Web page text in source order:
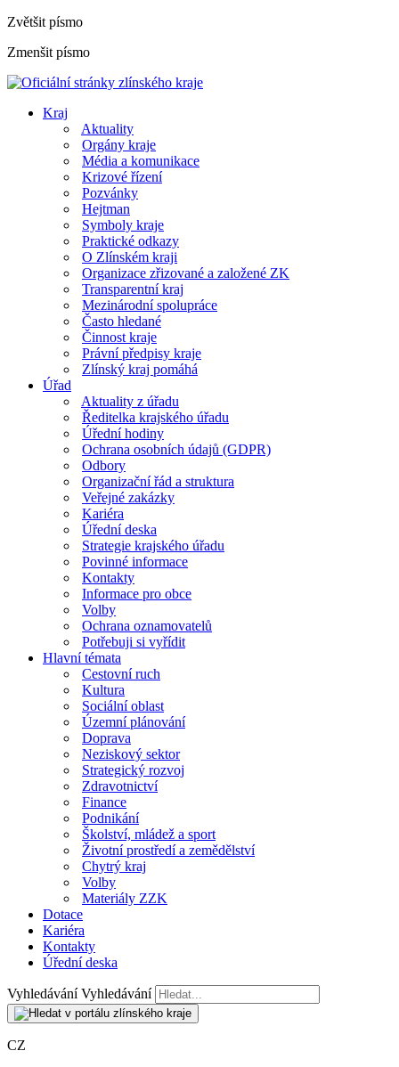
Zvětšit písmo
Zmenšit písmo
Kraj
Aktuality
Orgány kraje
Média a komunikace
Krizové řízení
Pozvánky
Hejtman
Symboly kraje
Praktické odkazy
O Zlínském kraji
Organizace zřizované a založené ZK
Transparentní kraj
Mezinárodní spolupráce
Často hledané
Činnost kraje
Právní předpisy kraje
Zlínský kraj pomáhá
Úřad
Aktuality z úřadu
Ředitelka krajského úřadu
Úřední hodiny
Ochrana osobních údajů (GDPR)
Odbory
Organizační řád a struktura
Veřejné zakázky
Kariéra
Úřední deska
Strategie krajského úřadu
Povinné informace
Kontakty
Informace pro obce
Volby
Ochrana oznamovatelů
Potřebuji si vyřídit
Hlavní témata
Cestovní ruch
Kultura
Sociální oblast
Územní plánování
Doprava
Neziskový sektor
Strategický rozvoj
Zdravotnictví
Finance
Podnikání
Školství, mládež a sport
Životní prostředí a zemědělství
Chytrý kraj
Volby
Materiály ZZK
Dotace
Kariéra
Kontakty
Úřední deska
Vyhledávání Vyhledávání
CZ